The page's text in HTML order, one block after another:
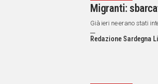
Migranti:
Già ieri ne erano stati
Redazione Sardegna